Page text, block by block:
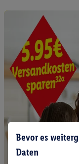
Bevor es
Daten